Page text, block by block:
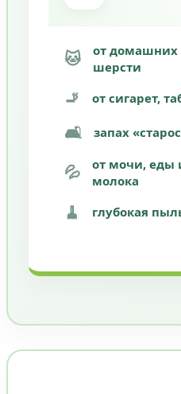
🐱
от
шерсти
🚬 от сигарет,
🛋️ запах
💦
от мочи, еды
молока
🧹 глубокая